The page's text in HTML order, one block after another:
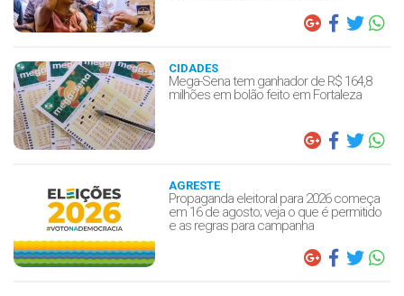
CIDADES
Mega-Sena tem ganhador de R$ 164,8
milhões em bolão feito em Fortaleza
AGRESTE
Propaganda eleitoral para 2026 começa
em 16 de agosto; veja o que é permitido
e as regras para campanha